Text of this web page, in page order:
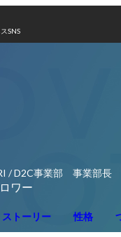
SNS
/ D2C事業部 事業部長
ワー
ストーリー 性格